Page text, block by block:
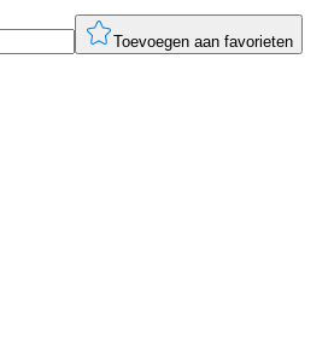
Toevoegen aan favorieten